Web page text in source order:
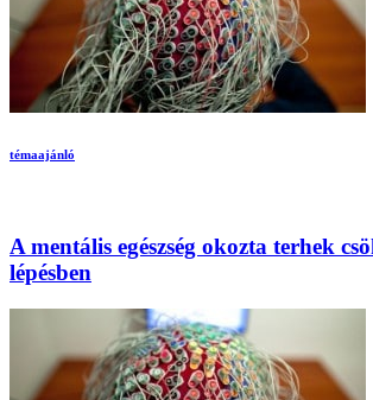
témaajánló
A mentális egészség okozta terhek
lépésben